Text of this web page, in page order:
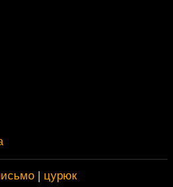
| цурюк